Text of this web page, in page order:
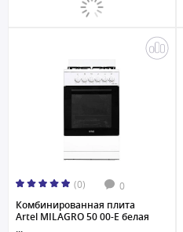
(0) 0
Комбинированная плита
Artel MILAGRO 50 00-E белая
...